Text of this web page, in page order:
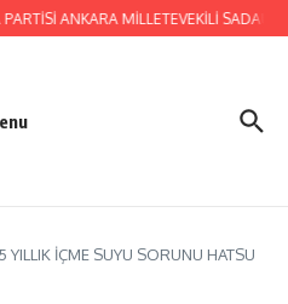
ANKARA MİLLETEVEKİLİ
YILLIK İÇME SUYU SORUNU HATSU